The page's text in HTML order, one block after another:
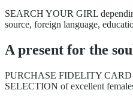
SEARCH YOUR GIRL
source, foreign language,
A present for the
PURCHASE FIDELITY CARD
SELECTION of excellent